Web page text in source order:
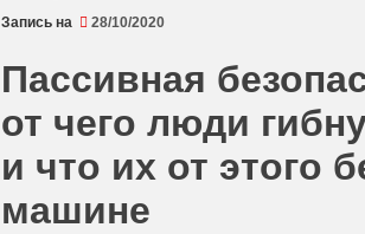
Запись на 28/10/2020
Пассивная
от чего люди
и что их от этого
машине